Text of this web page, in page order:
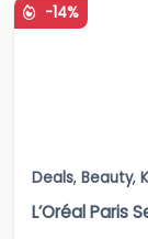
-14%
Deals, Beauty,
L’Oréal Paris